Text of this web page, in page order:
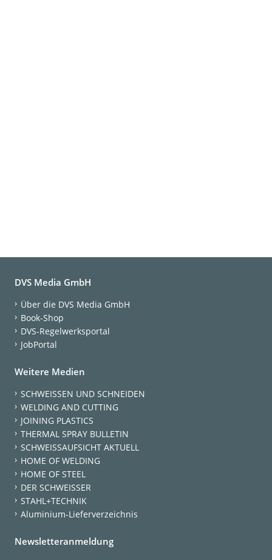
DVS Media GmbH
Über die DVS Media GmbH
Book-Shop
DVS-Regelwerksportal
JobPortal
Weitere Medien
SCHWEISSEN UND SCHNEIDEN
WELDING AND CUTTING
JOINING PLASTICS
THERMAL SPRAY BULLETIN
SCHWEISSAUFSICHT AKTUELL
HOME OF WELDING
HOME OF STEEL
DER SCHWEISSER
STAHL+TECHNIK
Aluminium-Lieferverzeichnis
Newsletteranmeldung